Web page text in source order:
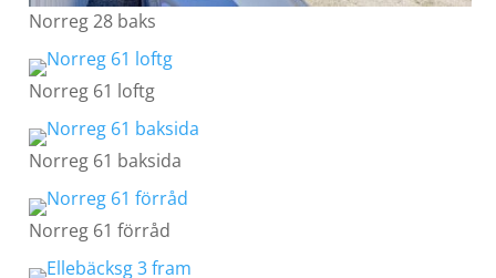
Norreg 28 baks
Norreg 61 loftg
Norreg 61 baksida
Norreg 61 förråd